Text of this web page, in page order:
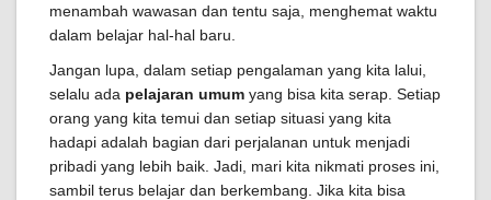
menambah wawasan dan tentu saja, menghemat waktu
dalam belajar hal-hal baru.
Jangan lupa, dalam setiap pengalaman yang kita lalui,
selalu ada pelajaran umum yang bisa kita serap. Setiap
orang yang kita temui dan setiap situasi yang kita
hadapi adalah bagian dari perjalanan untuk menjadi
pribadi yang lebih baik. Jadi, mari kita nikmati proses ini,
sambil terus belajar dan berkembang. Jika kita bisa